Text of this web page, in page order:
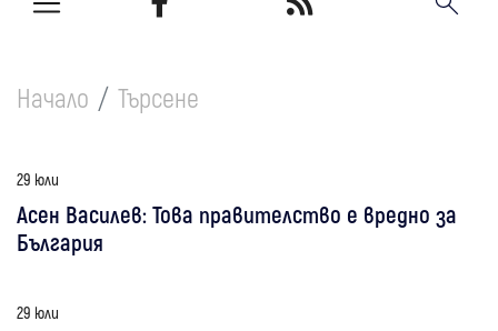
Начало Търсене
29 юли
Асен Василев: Това правителство е вредно за
България
29 юли